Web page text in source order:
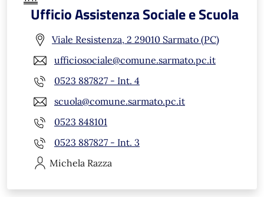
Ufficio Assistenza Sociale e Scuola
Viale Resistenza, 2 29010 Sarmato (PC)
ufficiosociale@comune.sarmato.pc.it
0523 887827 - Int. 4
scuola@comune.sarmato.pc.it
0523 848101
0523 887827 - Int. 3
Michela Razza